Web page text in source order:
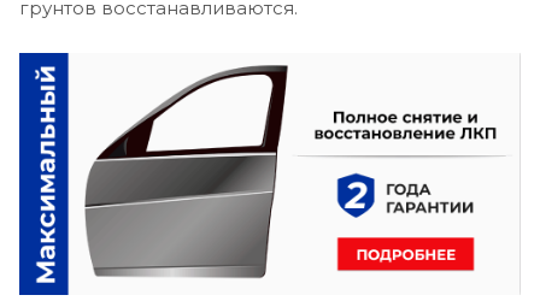
грунтов восстанавливаются.